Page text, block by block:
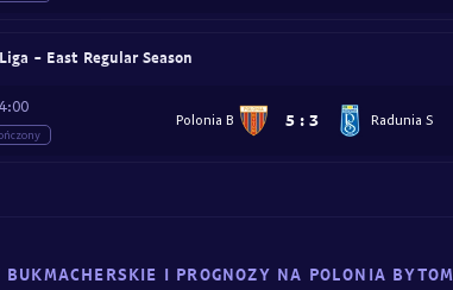
- East Regular Season
Polonia B 5 : 3 Radunia S
BUKMACHERSKIE I PROGNOZY NA POLONIA BYTOM